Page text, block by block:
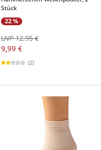
Stück
22 %
9,99 €
UVP 12,95 €
(2)